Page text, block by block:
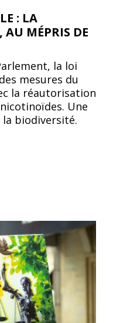
: LA
AU MÉPRIS DE
la loi
mesures du
la réautorisation
Une
biodiversité.